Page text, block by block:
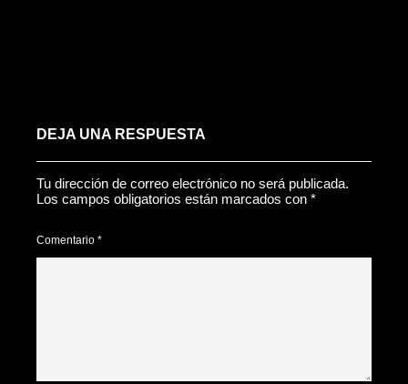
DEJA UNA RESPUESTA
Tu dirección de correo electrónico no será publicada.
Los campos obligatorios están marcados con *
Comentario *